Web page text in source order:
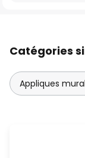
Catégories
Appliques